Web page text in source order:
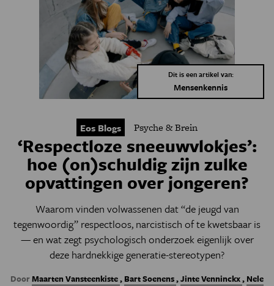
Dit is een artikel van:
Mensenkennis
Eos Blogs Psyche & Brein
‘Respectloze sneeuwvlokjes’:
hoe (on)schuldig zijn zulke
opvattingen over jongeren?
Waarom vinden volwassenen dat “de jeugd van
tegenwoordig” respectloos, narcistisch of te kwetsbaar is
— en wat zegt psychologisch onderzoek eigenlijk over
deze hardnekkige generatie-stereotypen?
DoorMaarten Vansteenkiste, Bart Soenens,Jinte Venninckx, Nele